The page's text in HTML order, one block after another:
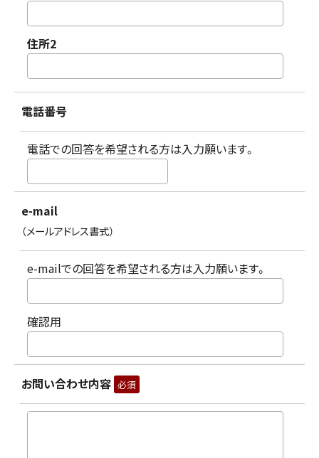
住所2
電話番号
電話での回答を希望される方は入力願います。
e-mail
（メールアドレス書式）
e-mailでの回答を希望される方は入力願います。
確認用
お問い合わせ内容 必須